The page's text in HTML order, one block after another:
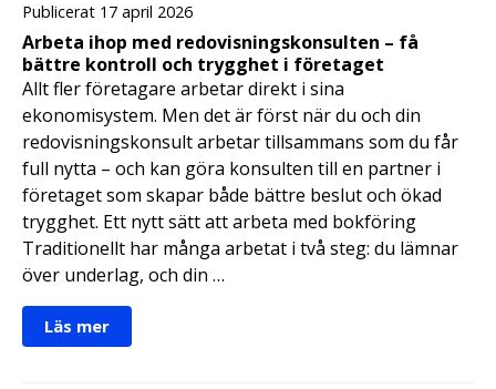
Publicerat 17 april 2026
Arbeta ihop med redovisningskonsulten – få
bättre kontroll och trygghet i företaget
Allt fler företagare arbetar direkt i sina
ekonomisystem. Men det är först när du och din
redovisningskonsult arbetar tillsammans som du får
full nytta – och kan göra konsulten till en partner i
företaget som skapar både bättre beslut och ökad
trygghet. Ett nytt sätt att arbeta med bokföring
Traditionellt har många arbetat i två steg: du lämnar
över underlag, och din …
Läs mer